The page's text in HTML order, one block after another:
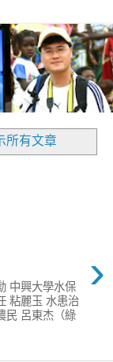
所有文章
›
中興大學水保
粘麗玉 水患治
民 呂東杰（綠